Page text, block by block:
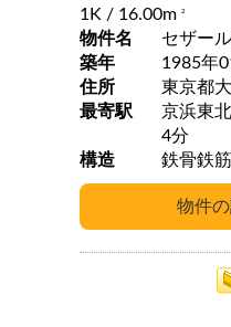
1K / 16.00m 2
物件名
セザー
築年
1985年
住所
東京都
最寄駅
京浜東北
4分
構造
鉄骨鉄